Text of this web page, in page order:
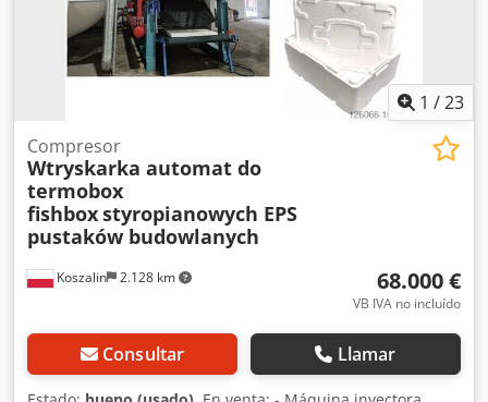
1 /23
Koszalin 2.128 km
Compresor
Wtryskarka automat do
termobox
fishboxstyropianowych EPS
pustaków budowlanych
68.000 €
VB IVA no incluído
Consultar Llamar